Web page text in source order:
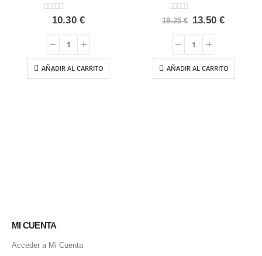
out of 5
10.30 €
AÑADIR AL CARRITO
0 out of 5
19.25€ El
original
era:
19.25 €.
13.50€El
13.50 €.
AÑADIR AL CARRITO
MI CUENTA
Acceder a Mi Cuenta